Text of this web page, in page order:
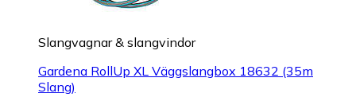
Slangvagnar & slangvindor
Gardena RollUp XL Väggslangbox 18632 (35m
Slang)